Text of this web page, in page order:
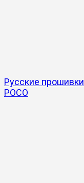
Русские
POCO